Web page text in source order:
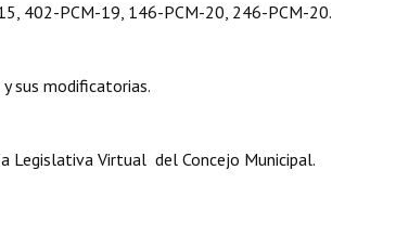
PCM-19, 146-PCM-20, 246-PCM-20.
sus modificatorias.
Virtual del Concejo Municipal.